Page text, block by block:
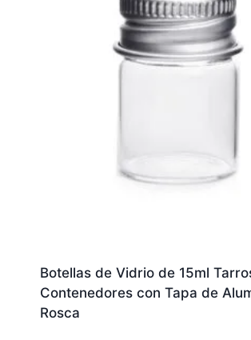
Botellas de Vidrio de 15ml
Contenedores con Tapa de
Rosca